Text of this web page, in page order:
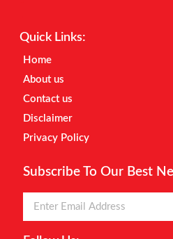
Quick Links:
Home
About us
Contact us
Disclaimer
Privacy Policy
Subscribe To Our Best